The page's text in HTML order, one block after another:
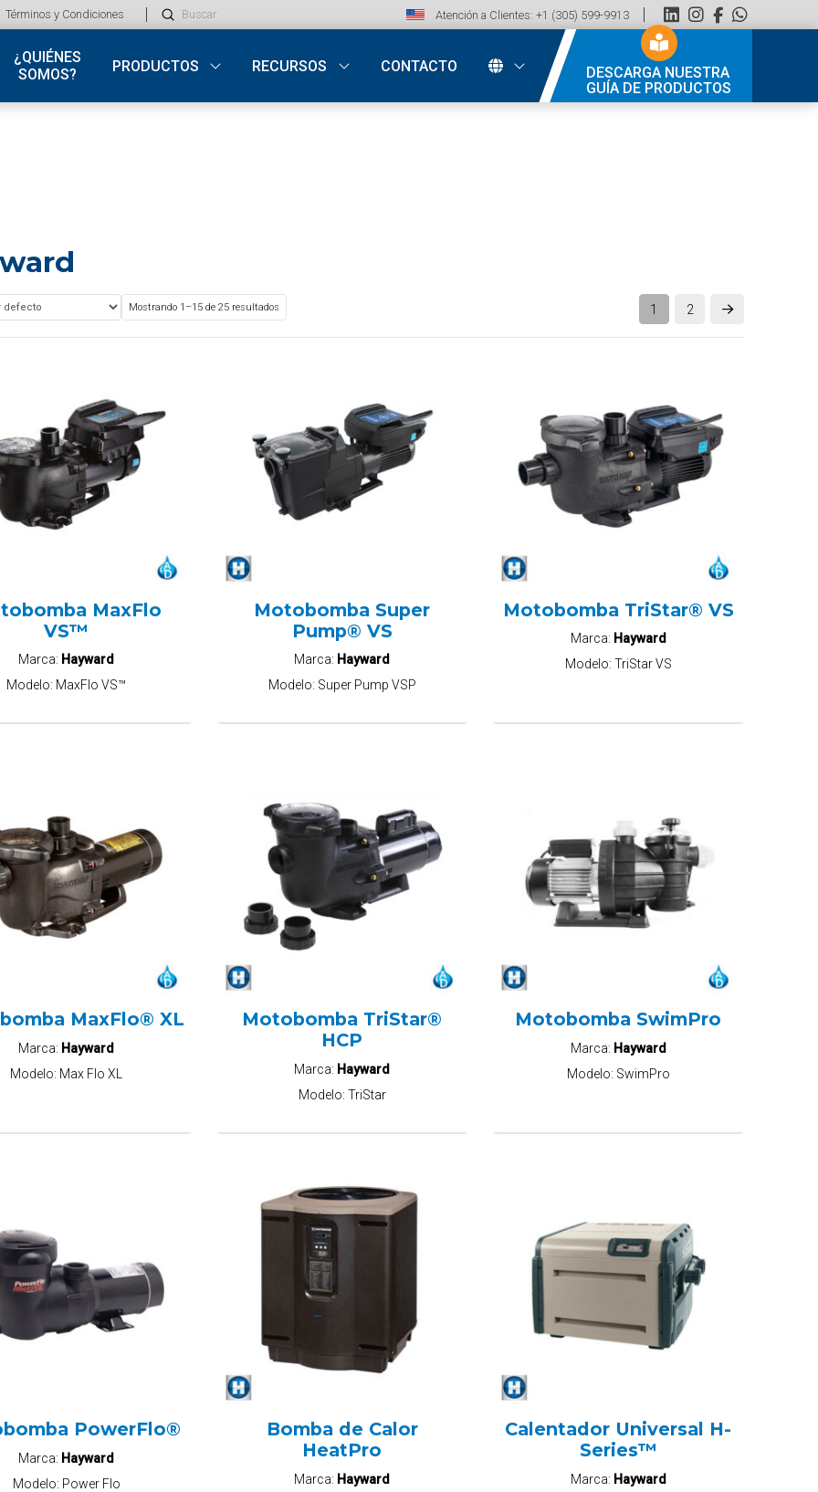
Términos y Condiciones
Search
Submit Atención a Clientes: +1 (305) 599-9913
¿QUIÉNES
SOMOS?
PRODUCTOS RECURSOS CONTACTO
DESCARGA NUESTRA
GUÍA DE PRODUCTOS
Mostrando 1–15 de 25 resultados 1 2 Next
MaxFlo
VS™
Marca: Hayward
Modelo: MaxFlo VS™
Motobomba Super
Pump® VS
Marca: Hayward
Modelo: Super Pump VSP
Motobomba TriStar® VS
Marca: Hayward
Modelo: TriStar VS
MaxFlo® XL
Marca: Hayward
Modelo: Max Flo XL
Motobomba TriStar®
HCP
Marca: Hayward
Modelo: TriStar
Motobomba SwimPro
Marca: Hayward
Modelo: SwimPro
PowerFlo®
Marca: Hayward
Modelo: Power Flo
Bomba de Calor
HeatPro
Marca: Hayward
Calentador Universal H-
Series™
Marca: Hayward